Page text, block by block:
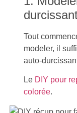
Tout
modeler, il
auto-
Le DIY pour
colorée.